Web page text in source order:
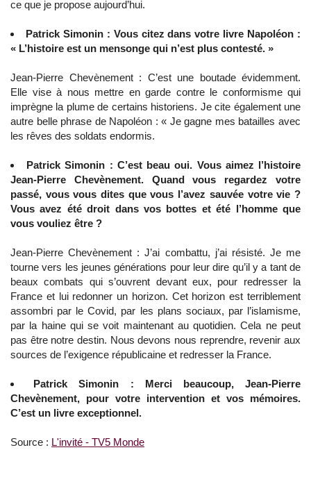
ce que je propose aujourd’hui.
Patrick Simonin : Vous citez dans votre livre Napoléon :
« L’histoire est un mensonge qui n’est plus contesté. »
Jean-Pierre Chevènement : C’est une boutade évidemment.
Elle vise à nous mettre en garde contre le conformisme qui
imprègne la plume de certains historiens. Je cite également une
autre belle phrase de Napoléon : « Je gagne mes batailles avec
les rêves des soldats endormis.
Patrick Simonin : C’est beau oui. Vous aimez l’histoire
Jean-Pierre Chevènement. Quand vous regardez votre
passé, vous vous dites que vous l’avez sauvée votre vie ?
Vous avez été droit dans vos bottes et été l’homme que
vous vouliez être ?
Jean-Pierre Chevènement : J’ai combattu, j’ai résisté. Je me
tourne vers les jeunes générations pour leur dire qu’il y a tant de
beaux combats qui s’ouvrent devant eux, pour redresser la
France et lui redonner un horizon. Cet horizon est terriblement
assombri par le Covid, par les plans sociaux, par l’islamisme,
par la haine qui se voit maintenant au quotidien. Cela ne peut
pas être notre destin. Nous devons nous reprendre, revenir aux
sources de l’exigence républicaine et redresser la France.
Patrick Simonin : Merci beaucoup, Jean-Pierre
Chevènement, pour votre intervention et vos mémoires.
C’est un livre exceptionnel.
Source : L'invité - TV5 Monde